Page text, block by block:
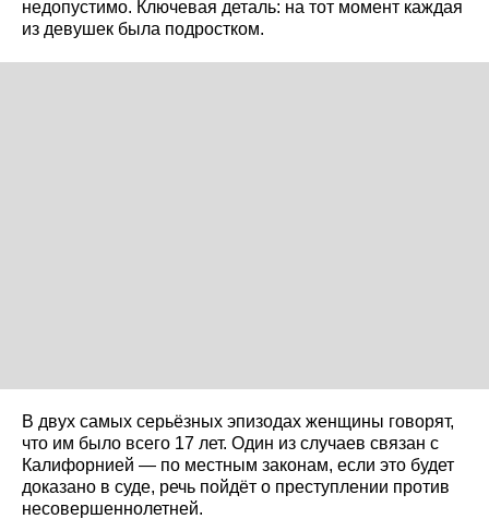
недопустимо. Ключевая деталь: на тот момент каждая
из девушек была подростком.
В двух самых серьёзных эпизодах женщины говорят,
что им было всего 17 лет. Один из случаев связан с
Калифорнией — по местным законам, если это будет
доказано в суде, речь пойдёт о преступлении против
несовершеннолетней.